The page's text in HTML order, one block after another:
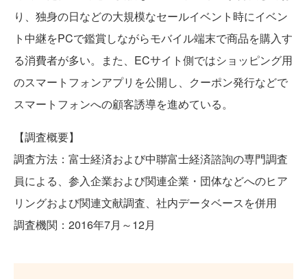
り、独身の日などの大規模なセールイベント時にイベン
ト中継をPCで鑑賞しながらモバイル端末で商品を購入す
る消費者が多い。また、ECサイト側ではショッピング用
のスマートフォンアプリを公開し、クーポン発行などで
スマートフォンへの顧客誘導を進めている。
【調査概要】
調査方法：富士経済および中聯富士経済諮詢の専門調査
員による、参入企業および関連企業・団体などへのヒア
リングおよび関連文献調査、社内データベースを併用
調査機関：2016年7月～12月